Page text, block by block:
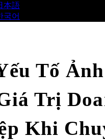
本語
국어
Tố
Trị
Khi